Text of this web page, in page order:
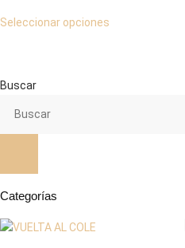
Seleccionar opciones
Buscar
Categorías